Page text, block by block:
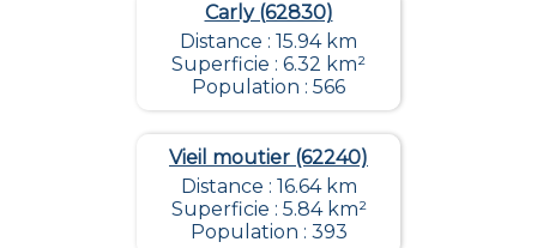
Carly (62830)
Distance : 15.94 km
Superficie : 6.32 km²
Population : 566
Vieil moutier (62240)
Distance : 16.64 km
Superficie : 5.84 km²
Population : 393